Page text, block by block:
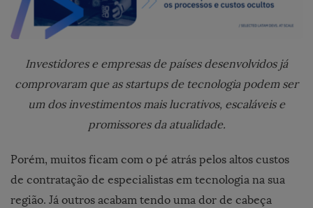
Investidores e empresas de países desenvolvidos já
comprovaram que as startups de tecnologia podem ser
um dos investimentos mais lucrativos, escaláveis e
promissores da atualidade.
Porém, muitos ficam com o pé atrás pelos altos custos
de contratação de especialistas em tecnologia na sua
região. Já outros acabam tendo uma dor de cabeça